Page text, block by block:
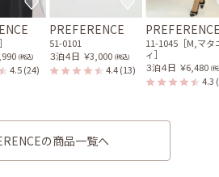
(税込)
4.5(24)
PREFERENCE
51-0101
３泊４日 ￥3,000 (税込)
4.4(13)
11-1045［M,マタ
ィ］
３泊４日 ￥6,480 (
4.3
の商品一覧へ